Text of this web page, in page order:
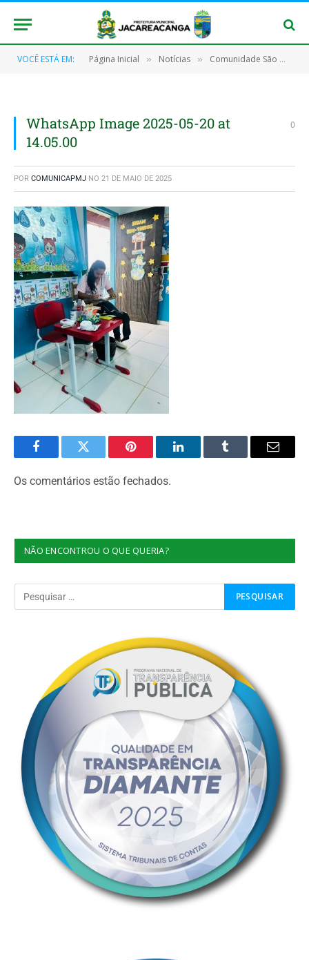
VOCÊ ESTÁ EM: Página Inicial » Notícias » Comunidade São Martins recebe ação de saúde com atendimentos médicos e odontológicos
WhatsApp Image 2025-05-20 at
14.05.00
0
POR COMUNICAPMJ NO 21 DE MAIO DE 2025
FacebookTwitter Pinterest O
Tumblr
E-
Os comentários estão fechados.
NÃO ENCONTROU O QUE QUERIA?